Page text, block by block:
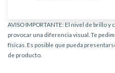
AVISO IMPORTANTE: El nivel de brillo
provocar una diferencia visual. Te
físicas. Es posible que pueda
de producto.